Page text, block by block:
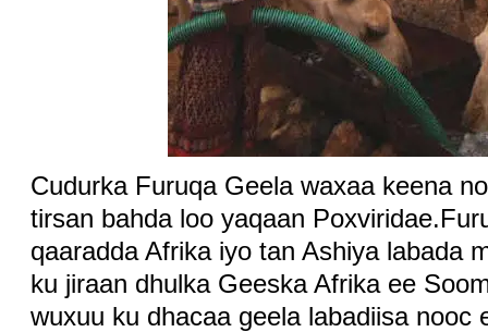
Cudurka Furuqa Geela waxaa keena
tirsan bahda loo yaqaan
qaaradda Afrika iyo tan Ashiya labada
ku jiraan dhulka Geeska Afrika ee
wuxuu ku dhacaa geela labadiisa nooc